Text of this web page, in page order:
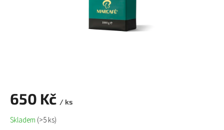
650 Kč / ks
Měrná
cena:
Skladem (>5 ks)